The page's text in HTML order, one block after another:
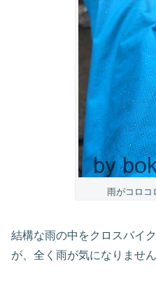
雨がコロコ
結構な雨の中をクロスバイ
が、全く雨が気になりません